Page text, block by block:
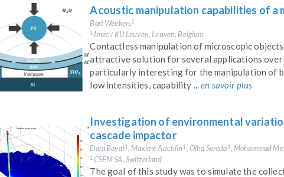
Acoustic manipulation capabilities of a
Bart Weekers1
1 Imec / KU Leuven, Leuven, Belgium
Contactless manipulation of microscopic
attractive solution for several applications over
particularly interesting for the manipulation of
low intensities, capability ...en savoir plus
Investigation of environmental
cascade impactor
Dara Bayat1, Maxime Auchlin1 , Olha Sereda1, Mohammad
1 CSEM SA, Switzerland
The goal of this study was to simulate the